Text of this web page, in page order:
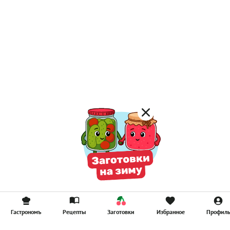
Гастрономъ Рецепты Заготовки Избранное Профиль